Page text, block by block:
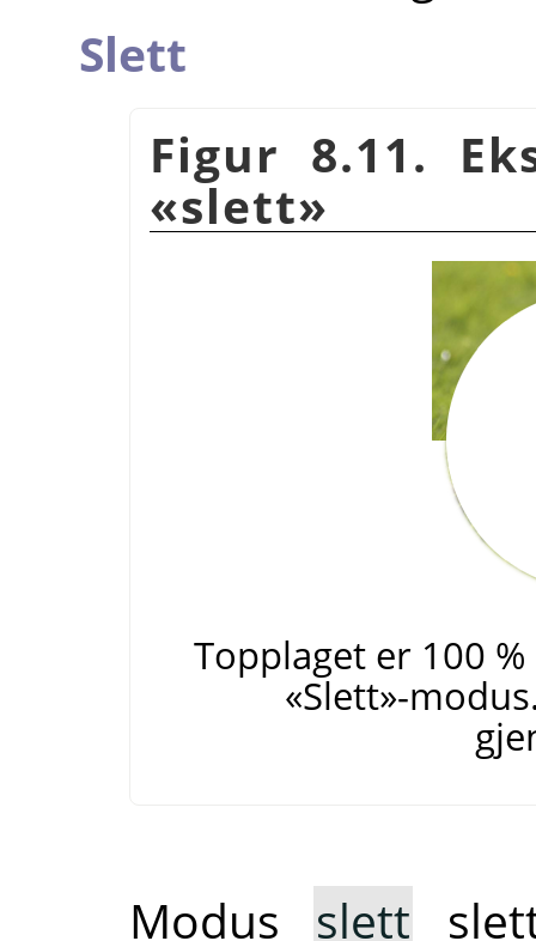
Slett
Figur 8.11.
«slett»
Topplaget er 100
«Slett»-
Modus slett